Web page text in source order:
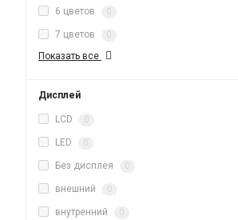
6 цветов 0
7 цветов 0
Показать все
Дисплей
LCD 0
LED 0
Без дисплея 0
внешний 0
внутренний 0